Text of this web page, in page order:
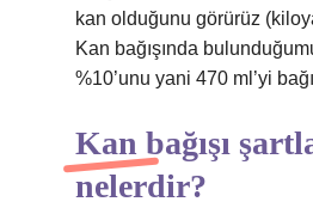
kan olduğunu görürüz
Kan bağışında
%10’unu yani 470 ml’yi
Kan bağışı
nelerdir?